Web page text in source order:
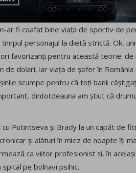
ar fi coafat bine viața de sportiv de
personajul la dietă strictă. Ok,
favorizanți pentru această teorie: de
de dolari, iar viața de șofer în
scumpe pentru că toți banii
dintotdeauna am știut că
Putintseva și Brady la un capăt de
și alături în miez de noapte îți
ca viitor profesionist și, în
pe bolnavi psihic.